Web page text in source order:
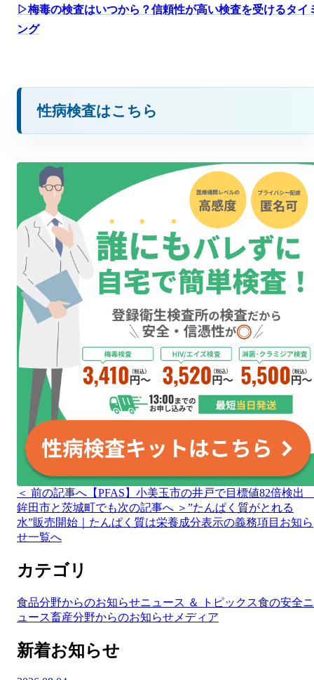
▷梅毒の検査はいつから？信頼性が高い検査を受けるタイ
ング
性病検査はこちら
＜ 前の記事へ 【PFAS】小美玉市の井戸で目標値82倍検
鉾田市と茨城町でも次の記事へ ＞ ”たんぱく質がとれる
水”販売開始｜たんぱく質は栄養成分表示の義務項目 お知ら
せ一覧へ
カテゴリ
食品分野からのお知らせニュース ＆ トピックス食の安全ニ
ュース畜産分野からのお知らせ メディア
新着お知らせ